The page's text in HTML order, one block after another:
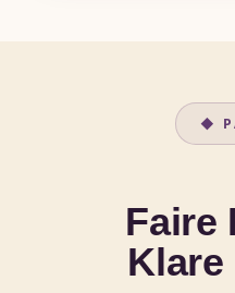
◆
Faire
Klare